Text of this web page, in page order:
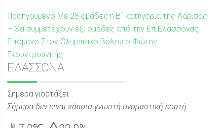
Πλοήγηση
άρθρων
Προηγούμενο Προηγούμενη
δημοσίευση:
Με 28 ομάδες η Β´ κατηγορία της Λάρισας
– Θα συμμετέχουν έξι ομάδες από την Επ.Ελασσόνας
Επόμενο Επόμενη
δημοσίευση:
Στον Ολυμπιακό Βόλου ο Φώτης
Γκουντρουνπής
Sidebar
ΕΛΑΣΣΟΝΑ
Σήμερα γιορτάζει
Σήμερα δεν είναι κάποια γνωστή ονομαστική εορτή